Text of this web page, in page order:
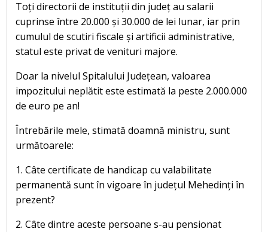
Toți directorii de instituții din județ au salarii
cuprinse între 20.000 și 30.000 de lei lunar, iar prin
cumulul de scutiri fiscale și artificii administrative,
statul este privat de venituri majore.
Doar la nivelul Spitalului Județean, valoarea
impozitului neplătit este estimată la peste 2.000.000
de euro pe an!
Întrebările mele, stimată doamnă ministru, sunt
următoarele:
1. Câte certificate de handicap cu valabilitate
permanentă sunt în vigoare în județul Mehedinți în
prezent?
2. Câte dintre aceste persoane s-au pensionat